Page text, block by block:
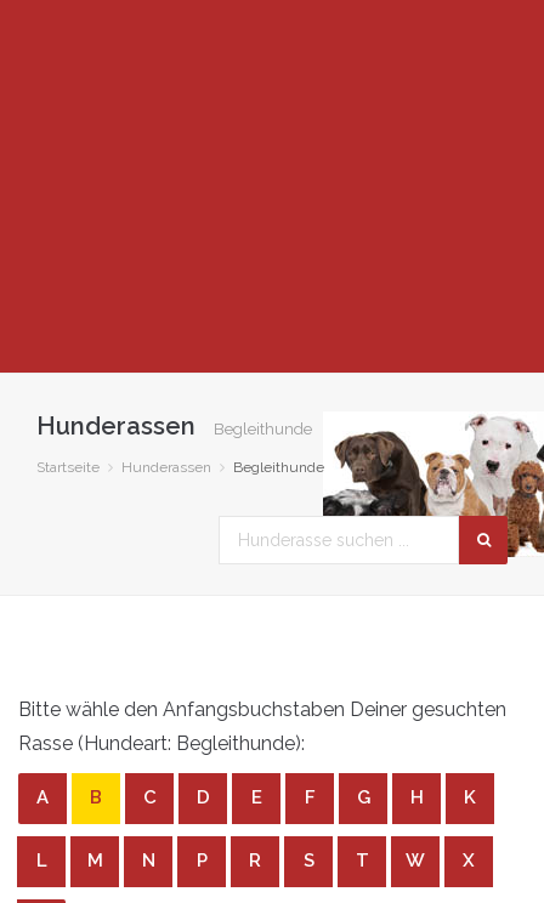
Hunderassen Begleithunde
Startseite Hunderassen Begleithunde
Bitte wähle den Anfangsbuchstaben Deiner gesuchten
Rasse (Hundeart: Begleithunde):
A B C D E F G H K
L M N P R S T W X